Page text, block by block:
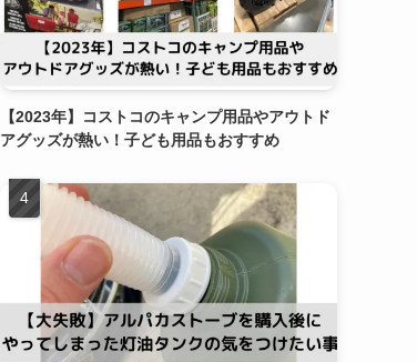
【2023年】コストコのキャンプ用品やアウトド
アグッズが熱い！子ども用品もおすすめ